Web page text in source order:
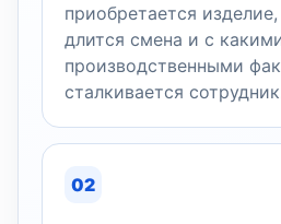
приобретается
длится смена и с
производственными
сталкивается
02